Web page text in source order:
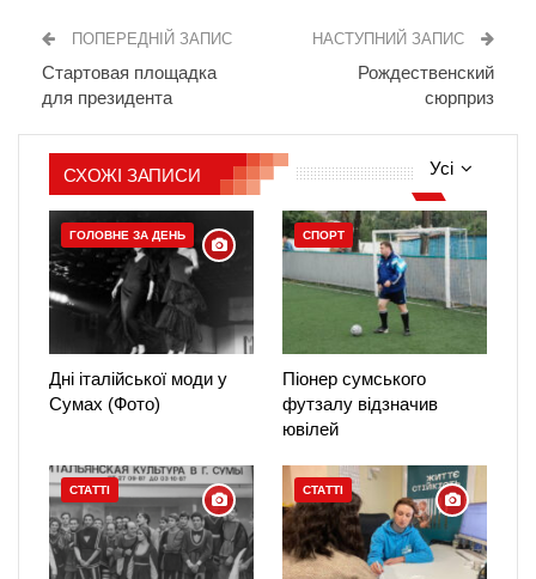
ПОПЕРЕДНІЙ ЗАПИС
Стартовая площадка
для президента
НАСТУПНИЙ ЗАПИС
Рождественский
сюрприз
Усі
СХОЖІ ЗАПИСИ
ГОЛОВНЕ ЗА ДЕНЬ
Дні італійської моди у
Сумах (Фото)
СПОРТ
Піонер сумського
футзалу відзначив
ювілей
СТАТТІ СТАТТІ